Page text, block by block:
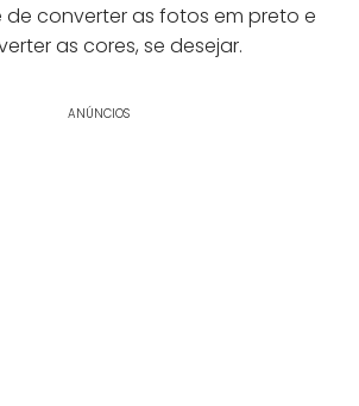
de converter as fotos em preto e
as cores, se desejar.
ANÚNCIOS